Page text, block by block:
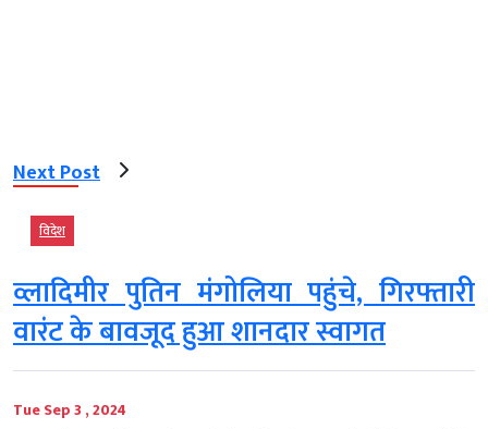
Next Post
विदेश
व्लादिमीर पुतिन मंगोलिया पहुंचे, गिरफ्तारी
वारंट के बावजूद हुआ शानदार स्वागत
Tue Sep 3 , 2024